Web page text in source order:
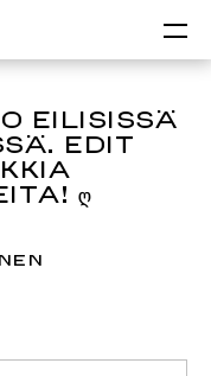
EILISISSÄ
EDIT
Ღ